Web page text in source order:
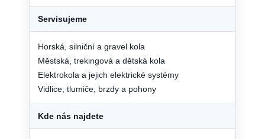
Servisujeme
Horská, silniční a gravel kola
Městská, trekingová a dětská kola
Elektrokola a jejich elektrické systémy
Vidlice, tlumiče, brzdy a pohony
Kde nás najdete